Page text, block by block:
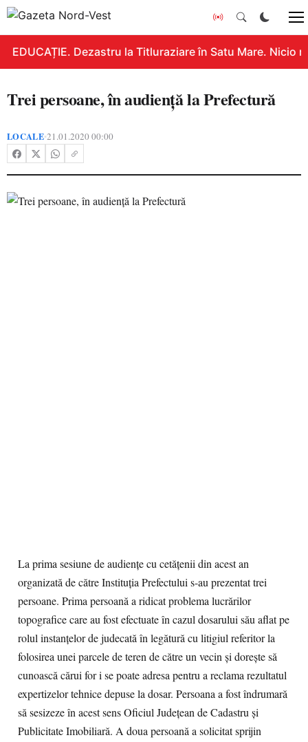
EDUCAȚIE. Dezastru la Titluraziare în Satu Mare. Nicio
Trei persoane, în audienţă la Prefectură
LOCALE•21.01.2020 00:00
La prima sesiune de audiențe cu cetățenii din acest an
organizată de către Instituția Prefectului s-au prezentat trei
persoane. Prima persoană a ridicat problema lucrărilor
topografice care au fost efectuate în cazul dosarului său aflat pe
rolul instanțelor de judecată în legătură cu litigiul referitor la
folosirea unei parcele de teren de către un vecin și dorește să
cunoască cărui for i se poate adresa pentru a reclama rezultatul
expertizelor tehnice depuse la dosar. Persoana a fost îndrumară
să sesizeze în acest sens Oficiul Județean de Cadastru și
Publicitate Imobiliară. A doua persoană a solicitat sprijin